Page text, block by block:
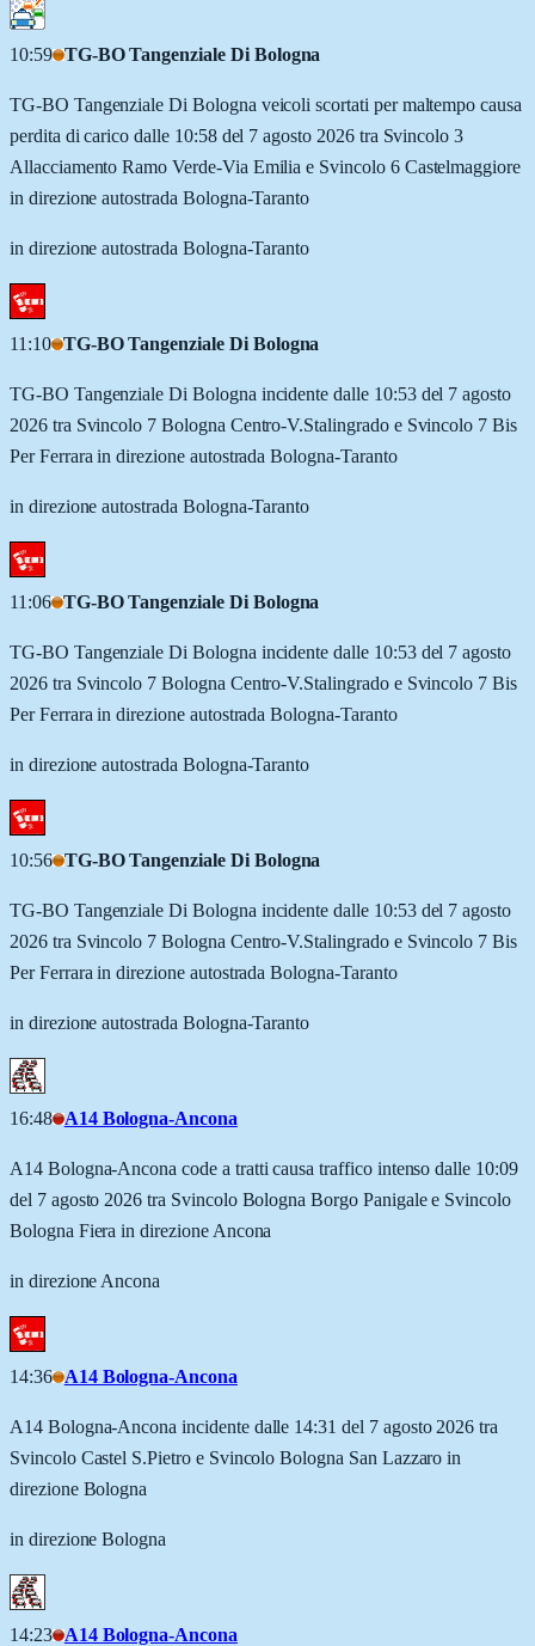
10:59 TG-BO Tangenziale Di Bologna
TG-BO Tangenziale Di Bologna veicoli scortati per maltempo causa
perdita di carico dalle 10:58 del 7 agosto 2026 tra Svincolo 3
Allacciamento Ramo Verde-Via Emilia e Svincolo 6 Castelmaggiore
in direzione autostrada Bologna-Taranto
in direzione autostrada Bologna-Taranto
11:10 TG-BO Tangenziale Di Bologna
TG-BO Tangenziale Di Bologna incidente dalle 10:53 del 7 agosto
2026 tra Svincolo 7 Bologna Centro-V.Stalingrado e Svincolo 7 Bis
Per Ferrara in direzione autostrada Bologna-Taranto
in direzione autostrada Bologna-Taranto
11:06 TG-BO Tangenziale Di Bologna
TG-BO Tangenziale Di Bologna incidente dalle 10:53 del 7 agosto
2026 tra Svincolo 7 Bologna Centro-V.Stalingrado e Svincolo 7 Bis
Per Ferrara in direzione autostrada Bologna-Taranto
in direzione autostrada Bologna-Taranto
10:56 TG-BO Tangenziale Di Bologna
TG-BO Tangenziale Di Bologna incidente dalle 10:53 del 7 agosto
2026 tra Svincolo 7 Bologna Centro-V.Stalingrado e Svincolo 7 Bis
Per Ferrara in direzione autostrada Bologna-Taranto
in direzione autostrada Bologna-Taranto
16:48 A14 Bologna-Ancona
A14 Bologna-Ancona code a tratti causa traffico intenso dalle 10:09
del 7 agosto 2026 tra Svincolo Bologna Borgo Panigale e Svincolo
Bologna Fiera in direzione Ancona
in direzione Ancona
14:36 A14 Bologna-Ancona
A14 Bologna-Ancona incidente dalle 14:31 del 7 agosto 2026 tra
Svincolo Castel S.Pietro e Svincolo Bologna San Lazzaro in
direzione Bologna
in direzione Bologna
14:23 A14 Bologna-Ancona